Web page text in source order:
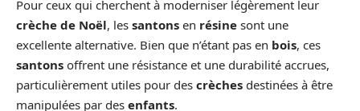
Pour ceux qui cherchent à moderniser légèrement leur
crèche de Noël, les santons en résine sont une
excellente alternative. Bien que n’étant pas en bois, ces
santons offrent une résistance et une durabilité accrues,
particulièrement utiles pour des crèches destinées à être
manipulées par des enfants.